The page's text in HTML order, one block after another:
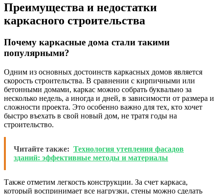
Преимущества и недостатки
каркасного строительства
Почему каркасные дома стали такими
популярными?
Одним из основных достоинств каркасных домов является
скорость строительства. В сравнении с кирпичными или
бетонными домами, каркас можно собрать буквально за
несколько недель, а иногда и дней, в зависимости от размера и
сложности проекта. Это особенно важно для тех, кто хочет
быстро въехать в свой новый дом, не тратя годы на
строительство.
Читайте также: Технология утепления фасадов
зданий: эффективные методы и материалы
Также отметим легкость конструкции. За счет каркаса,
который воспринимает все нагрузки, стены можно сделать